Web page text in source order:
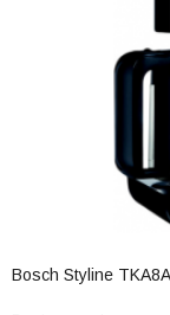
Bosch Styline